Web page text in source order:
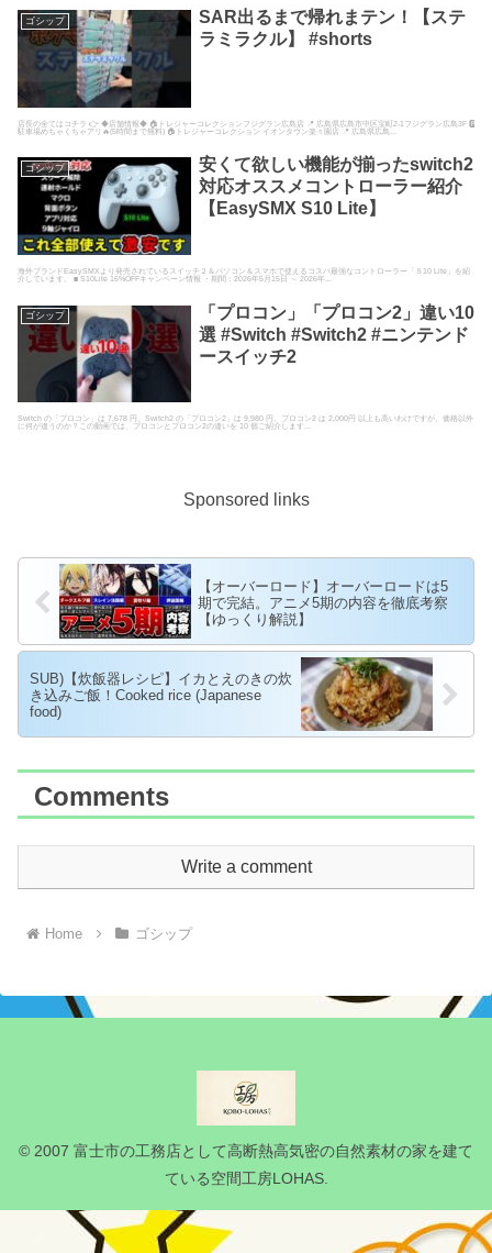
ゴシップ
SAR出るまで帰れまテン！【ステ
ラミラクル】 #shorts
店長の全てはコチラ 👉 ◆店舗情報◆ 🏠トレジャーコレクションフジグラン広島店 📍 広島県広島市中区宝町2-1フジグラン広島3F 🅿️
駐車場めちゃくちゃアリ🔥(5時間まで無料) 🏠トレジャーコレクション イオンタウン楽々園店 📍 広島県広島...
ゴシップ
安くて欲しい機能が揃ったswitch2
対応オススメコントローラー紹介
【EasySMX S10 Lite】
海外ブランドEasySMXより発売されているスイッチ２＆パソコン＆スマホで使えるコスパ最強なコントローラー「Ｓ10 Lite」を紹
介しています。 ■ S10Lite 16%OFFキャンペーン情報 ・期間：2026年5月15日 ～ 2026年...
ゴシップ
「プロコン」「プロコン2」違い10
選 #Switch #Switch2 #ニンテンド
ースイッチ2
Switch の「プロコン」は 7,678 円。Switch2 の「プロコン2」は 9,980 円。プロコン2 は 2,000円 以上も高いわけですが、価格以外
に何が違うのか？この動画では、プロコンとプロコン2の違いを 10 個ご紹介します...
Sponsored links
【オーバーロード】オーバーロードは5
期で完結。アニメ5期の内容を徹底考察
【ゆっくり解説】
SUB)【炊飯器レシピ】イカとえのきの炊
き込みご飯！Cooked rice (Japanese
food)
Comments
Write a comment
Home ゴシップ
© 2007 富士市の工務店として高断熱高気密の自然素材の家を建て
ている空間工房LOHAS.